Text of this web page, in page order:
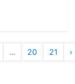
... 20 21 ›